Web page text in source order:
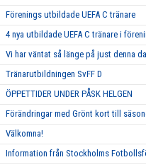
Förenings utbildade UEFA C tränare
4 nya utbildade UEFA C tränare i
Vi har väntat så länge på just denna
Tränarutbildningen SvFF D
ÖPPETTIDER UNDER PÅSK HELGEN
Förändringar med Grönt kort till
Välkomna!
Information från Stockholms